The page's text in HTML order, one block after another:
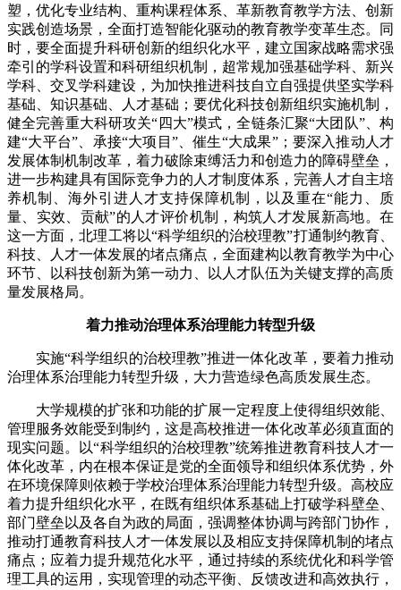
塑，优化专业结构、重构课程体系、革新教育教学方法、创新
实践创造场景，全面打造智能化驱动的教育教学变革生态。同
时，要全面提升科研创新的组织化水平，建立国家战略需求强
牵引的学科设置和科研组织机制，超常规加强基础学科、新兴
学科、交叉学科建设，为加快推进科技自立自强提供坚实学科
基础、知识基础、人才基础；要优化科技创新组织实施机制，
健全完善重大科研攻关“四大”模式，全链条汇聚“大团队”、构
建“大平台”、承接“大项目”、催生“大成果”；要深入推动人才
发展体制机制改革，着力破除束缚活力和创造力的障碍壁垒，
进一步构建具有国际竞争力的人才制度体系，完善人才自主培
养机制、海外引进人才支持保障机制，以及重在“能力、质
量、实效、贡献”的人才评价机制，构筑人才发展新高地。在
这一方面，北理工将以“科学组织的治校理教”打通制约教育、
科技、人才一体发展的堵点痛点，全面建构以教育教学为中心
环节、以科技创新为第一动力、以人才队伍为关键支撑的高质
量发展格局。
着力推动治理体系治理能力转型升级
实施“科学组织的治校理教”推进一体化改革，要着力推动
治理体系治理能力转型升级，大力营造绿色高质发展生态。
大学规模的扩张和功能的扩展一定程度上使得组织效能、
管理服务效能受到制约，这是高校推进一体化改革必须直面的
现实问题。以“科学组织的治校理教”统筹推进教育科技人才一
体化改革，内在根本保证是党的全面领导和组织体系优势，外
在环境保障则依赖于学校治理体系治理能力转型升级。高校应
着力提升组织化水平，在既有组织体系基础上打破学科壁垒、
部门壁垒以及各自为政的局面，强调整体协调与跨部门协作，
推动打通教育科技人才一体发展以及相应支持保障机制的堵点
痛点；应着力提升规范化水平，通过持续的系统优化和科学管
理工具的运用，实现管理的动态平衡、反馈改进和高效执行，